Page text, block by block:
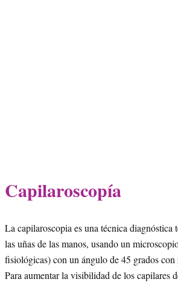
Capilaroscopía
La capilaroscopia es una técnica
las uñas de las manos, usando un
fisiológicas) con un ángulo de 45 grados
Para aumentar la visibilidad de los capilares